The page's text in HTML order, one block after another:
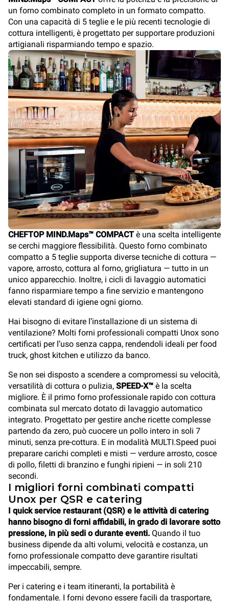
un forno combinato completo in un formato compatto.
Con una capacità di 5 teglie e le più recenti tecnologie di
cottura intelligenti, è progettato per supportare produzioni
artigianali risparmiando tempo e spazio.
CHEFTOP MIND.Maps™ COMPACT è una scelta intelligente
se cerchi maggiore flessibilità. Questo forno combinato
compatto a 5 teglie supporta diverse tecniche di cottura —
vapore, arrosto, cottura al forno, grigliatura — tutto in un
unico apparecchio. Inoltre, i cicli di lavaggio automatici
fanno risparmiare tempo a fine servizio e mantengono
elevati standard di igiene ogni giorno.
Hai bisogno di evitare l’installazione di un sistema di
ventilazione? Molti forni professionali compatti Unox sono
certificati per l’uso senza cappa, rendendoli ideali per food
truck, ghost kitchen e utilizzo da banco.
Se non sei disposto a scendere a compromessi su velocità,
versatilità di cottura o pulizia, SPEED-X™ è la scelta
migliore. È il primo forno professionale rapido con cottura
combinata sul mercato dotato di lavaggio automatico
integrato. Progettato per gestire anche ricette complesse
partendo da zero, può cuocere un pollo intero in soli 7
minuti, senza pre-cottura. E in modalità MULTI.Speed puoi
preparare carichi completi e misti — verdure arrosto, cosce
di pollo, filetti di branzino e funghi ripieni — in soli 210
secondi.
I migliori forni combinati compatti
Unox per QSR e catering
I quick service restaurant (QSR) e le attività di catering
hanno bisogno di forni affidabili, in grado di lavorare sotto
pressione, in più sedi o durante eventi. Quando il tuo
business dipende da alti volumi, velocità e costanza, un
forno professionale compatto deve garantire risultati
impeccabili, sempre.
Per i catering e i team itineranti, la portabilità è
fondamentale. I forni devono essere facili da trasportare,